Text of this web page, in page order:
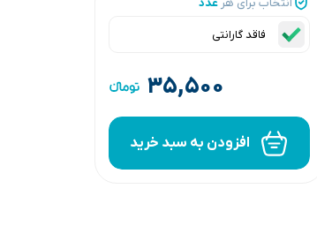
فاقد گارانتی
۳۵,۵۰۰
افزودن به سبد خرید